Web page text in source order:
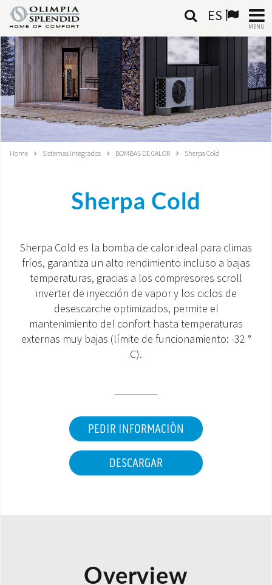
ES
MENU
ESPAÑOL
HOME
AIRE ACONDICIONADO
CALEFACCIÓN
SISTEMAS INTEGRADOS
MONDE OS
ÁREA DE DESCARGA
Home Sistemas Integrados BOMBAS DE CALOR Sherpa Cold
Sherpa Cold
Sherpa Cold es la bomba de calor ideal para climas
fríos, garantiza un alto rendimiento incluso a bajas
temperaturas, gracias a los compresores scroll
inverter de inyección de vapor y los ciclos de
desescarche optimizados, permite el
mantenimiento del confort hasta temperaturas
externas muy bajas (límite de funcionamiento: -32 °
C).
PEDIR INFORMACIÒN
DESCARGAR
Overview